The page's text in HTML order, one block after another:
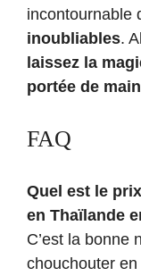
incontournable
inoubliables.
laissez la
portée de main
FAQ
Quel est le
en Thaïlande
C’est la bonne
chouchouter